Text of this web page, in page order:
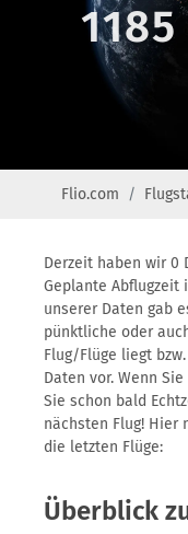
Flio.com
Derzeit haben wir 0
Geplante Abflugzeit
unserer Daten gab
pünktliche oder
Flug/Flüge liegt
Daten vor. Wenn
Sie schon bald
nächsten Flug!
die letzten Flüge:
Überblick